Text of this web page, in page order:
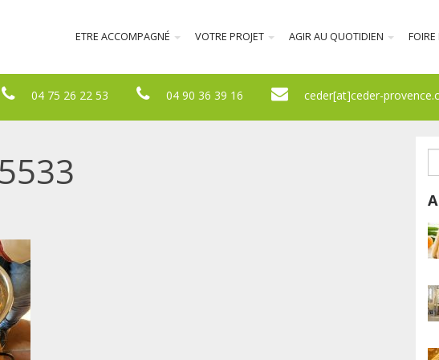
ETRE ACCOMPAGNÉ VOTRE PROJET AGIR AU QUOTIDIEN FOIRE
04 75 26 22 53 04 90 36 39 16 ceder[at]ceder-